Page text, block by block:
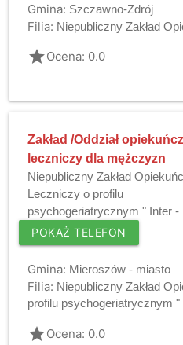
Gmina: Szczawno-Zdrój
Filia: Niepubliczny Zakład
gradeOcena: 0.0
Zakład /Oddział
leczniczy dla mężczyzn
Niepubliczny Zakład
Leczniczy o profilu
psychogeriatrycznym " Inter -
POKAŻ TELEFON
Gmina: Mieroszów - miasto
Filia: Niepubliczny Zakład
profilu psychogeriatrycznym "
gradeOcena: 0.0